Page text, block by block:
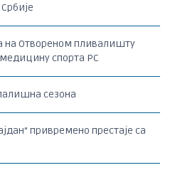
Отвореном пливалишту
спорта РС
сезона
привремено престаје са